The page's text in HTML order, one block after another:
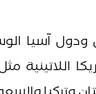
ودول آسيا
اللاتينية